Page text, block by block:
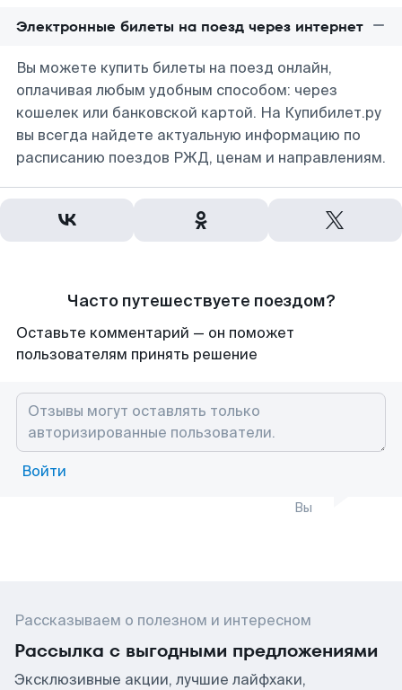
Электронные билеты на поезд через интернет
Вы можете купить билеты на поезд онлайн,
оплачивая любым удобным способом: через
кошелек или банковской картой. На Купибилет.ру
вы всегда найдете актуальную информацию по
расписанию поездов РЖД, ценам и направлениям.
Часто путешествуете поездом?
Оставьте комментарий — он поможет
пользователям принять решение
Войти
Вы
Рассказываем о полезном и интересном
Рассылка с выгодными предложениями
Эксклюзивные акции, лучшие лайфхаки,